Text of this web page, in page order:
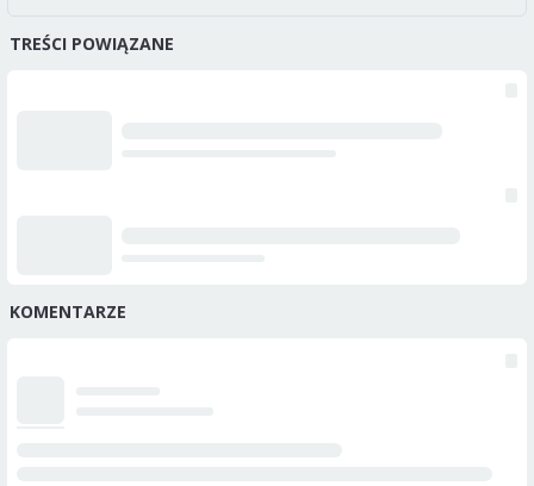
TREŚCI POWIĄZANE
KOMENTARZE